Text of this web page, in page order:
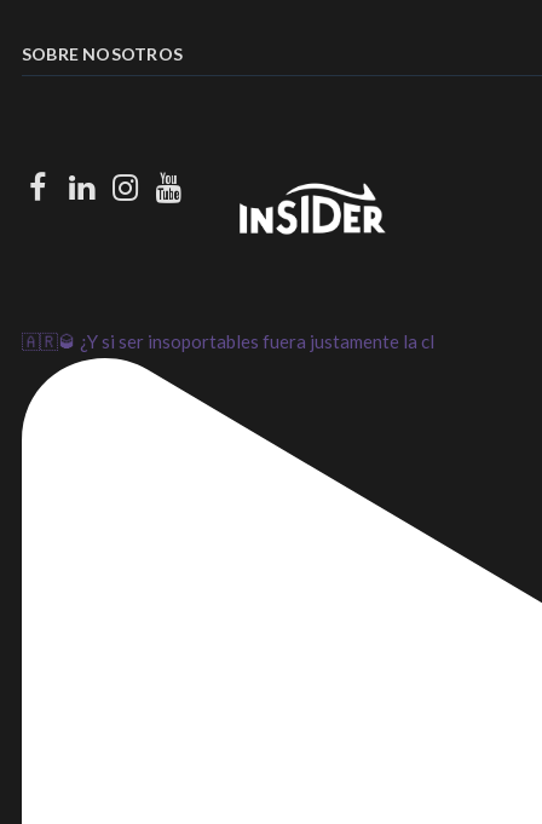
SOBRE NOSOTROS
Facebook
LinkedInInstagram
Youtube
🇦🇷🥃 ¿Y si ser insoportables fuera justamente la cl